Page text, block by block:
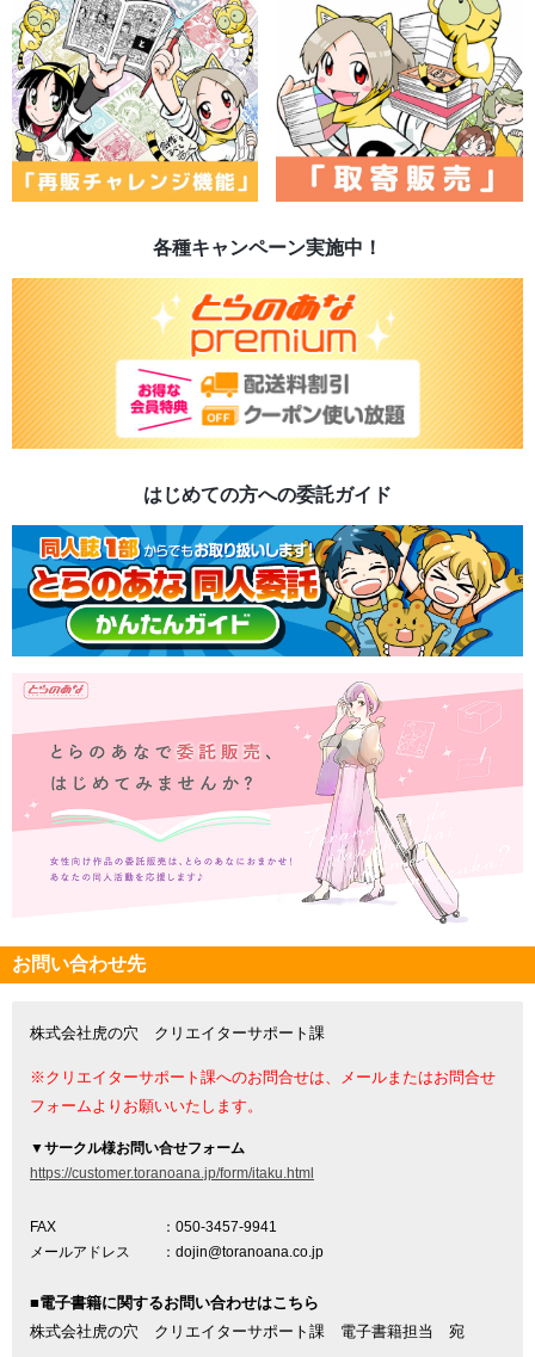
各種キャンペーン実施中！
はじめての方への委託ガイド
お問い合わせ先
株式会社虎の穴 クリエイターサポート課
※クリエイターサポート課へのお問合せは、メールまたはお問合せ
フォームよりお願いいたします。
▼サークル様お問い合せフォーム
https://customer.toranoana.jp/form/itaku.html
FAX
：050-3457-9941
メールアドレス
：dojin@toranoana.co.jp
■電子書籍に関するお問い合わせはこちら
株式会社虎の穴 クリエイターサポート課 電子書籍担当 宛